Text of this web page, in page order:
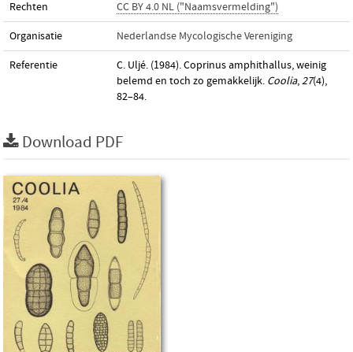
Rechten CC BY 4.0 NL ("Naamsvermelding")
Organisatie Nederlandse Mycologische Vereniging
Referentie
C. Uljé. (1984). Coprinus amphithallus, weinig
belemd en toch zo gemakkelijk. Coolia,27(4),
82–84.
Download PDF